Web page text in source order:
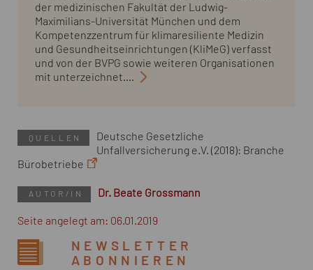
der medizinischen Fakultät der Ludwig-
Maximilians-Universität München und dem
Kompetenzzentrum für klimaresiliente Medizin
und Gesundheitseinrichtungen (KliMeG) verfasst
und von der BVPG sowie weiteren Organisationen
mit unterzeichnet....
QUELLEN
Deutsche Gesetzliche
Unfallversicherung e.V. (2018): Branche
Bürobetriebe
AUTOR/IN Dr. Beate Grossmann
Seite angelegt am: 06.01.2019
NEWSLETTER
ABONNIEREN